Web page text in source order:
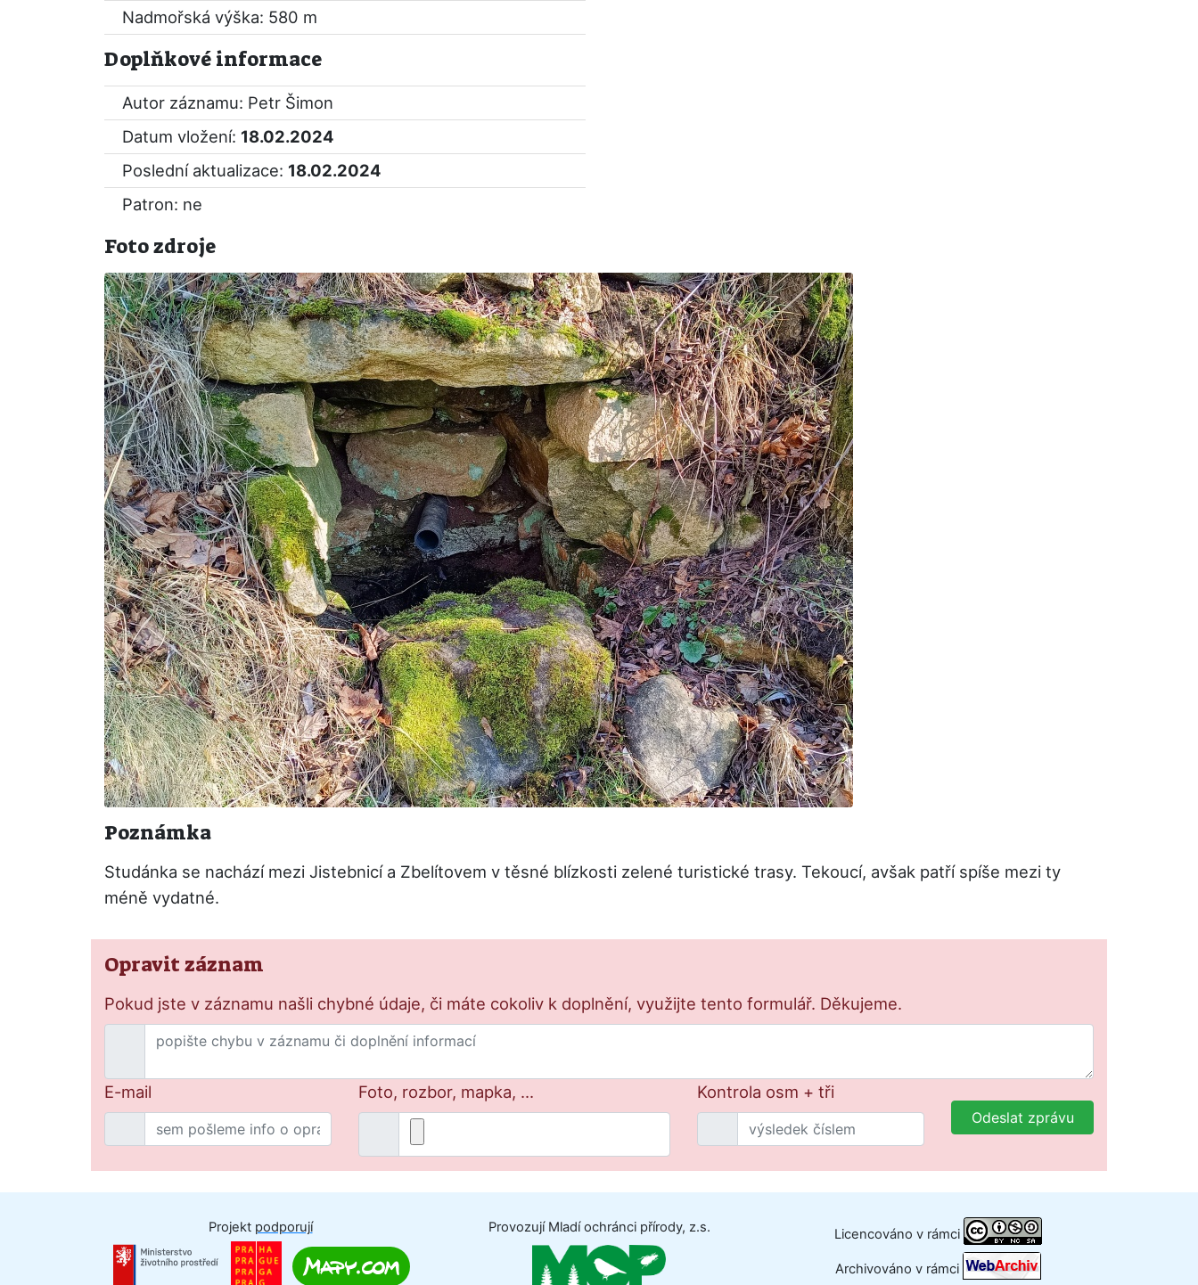
Nadmořská výška: 580 m
Doplňkové informace
Autor záznamu: Petr Šimon
Datum vložení: 18.02.2024
Poslední aktualizace: 18.02.2024
Patron: ne
Foto zdroje
Poznámka
Studánka se nachází mezi Jistebnicí a Zbelítovem v těsné blízkosti zelené turistické trasy. Tekoucí, avšak patří spíše mezi ty
méně vydatné.
Opravit záznam
Pokud jste v záznamu našli chybné údaje, či máte cokoliv k doplnění, využijte tento formulář. Děkujeme.
E-mail Foto, rozbor, mapka, ... Kontrola osm + tři
Odeslat zprávu
Projekt podporují Provozují Mladí ochránci přírody, z.s. Licencováno v rámci
Archivováno v rámci